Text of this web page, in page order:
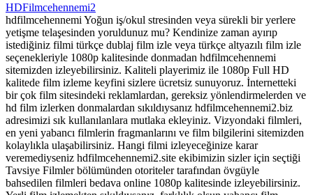
HDFilmcehennemi2
hdfilmcehennemi Yoğun iş/okul stresinden veya sürekli bir yerlere
yetişme telaşesinden yoruldunuz mu? Kendinize zaman ayırıp
istediğiniz filmi türkçe dublaj film izle veya türkçe altyazılı film izle
seçenekleriyle 1080p kalitesinde donmadan hdfilmcehennemi
sitemizden izleyebilirsiniz. Kaliteli playerimiz ile 1080p Full HD
kalitede film izleme keyfini sizlere ücretsiz sunuyoruz. İnternetteki
bir çok film sitesindeki reklamlardan, gereksiz yönlendirmelerden ve
hd film izlerken donmalardan sıkıldıysanız hdfilmcehennemi2.biz
adresimizi sık kullanılanlara mutlaka ekleyiniz. Vizyondaki filmleri,
en yeni yabancı filmlerin fragmanlarını ve film bilgilerini sitemizden
kolaylıkla ulaşabilirsiniz. Hangi filmi izleyeceğinize karar
veremediyseniz hdfilmcehennemi2.site ekibimizin sizler için seçtiği
Tavsiye Filmler bölümünden otoriteler tarafından övgüyle
bahsedilen filmleri bedava online 1080p kalitesinde izleyebilirsiniz.